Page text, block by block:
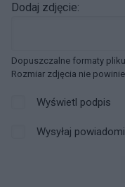
Dodaj zdjęcie:
Dopuszczalne formaty
Rozmiar zdjęcia nie
Wyświetl podpis
Wysyłaj